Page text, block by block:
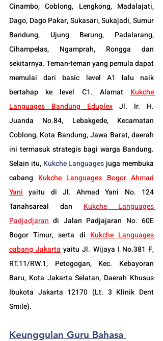
Cinambo, Coblong, Lengkong, Madalajati,
Dago, Dago Pakar, Sukasari, Sukajadi, Sumur
Bandung, Ujung Berung, Padalarang,
Cihampelas, Ngamprah, Rongga dan
sekitarnya. Teman-teman yang pemula dapat
memulai dari basic level A1 lalu naik
bertahap ke level C1. Alamat Kukche
Languages Bandung Eduplex Jl. Ir. H.
Juanda No.84, Lebakgede, Kecamatan
Coblong, Kota Bandung, Jawa Barat, daerah
ini termasuk strategis bagi warga Bandung.
Selain itu, Kukche Languages juga membuka
cabang Kukche Languages Bogor Ahmad
Yani yaitu di Jl. Ahmad Yani No. 124
Tanahsareal dan
Kukche Languages
Padjadjaran di Jalan Padjajaran No. 60E
Bogor Timur, serta di Kukche Languages
cabang Jakarta yaitu Jl. Wijaya I No.381 F,
RT.11/RW.1, Petogogan, Kec. Kebayoran
Baru, Kota Jakarta Selatan, Daerah Khusus
Ibukota Jakarta 12170 (Lt. 3 Klinik Dent
Smile).
Keunggulan Guru Bahasa